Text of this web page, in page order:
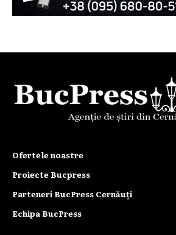
Ofertele noastre
Proiecte Bucpress
Parteneri BucPress Cernăuți
Echipa BucPress